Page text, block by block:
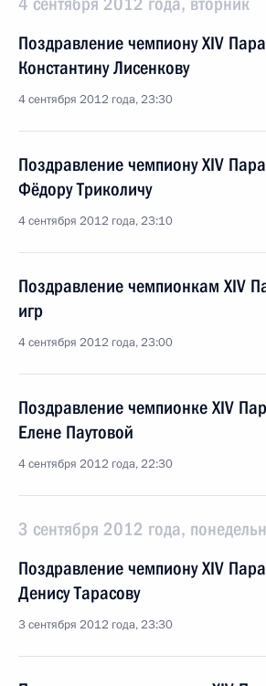
Поздравление чемпиону XIV
Константину Лисенкову
4 сентября 2012 года, 23:30
Поздравление чемпиону XIV
Фёдору Триколичу
4 сентября 2012 года, 23:10
Поздравление чемпионкам XIV
игр
4 сентября 2012 года, 23:00
Поздравление чемпионке XIV
Елене Паутовой
4 сентября 2012 года, 22:30
3 сентября 2012 года,
Поздравление чемпиону XIV
Денису Тарасову
3 сентября 2012 года, 23:30